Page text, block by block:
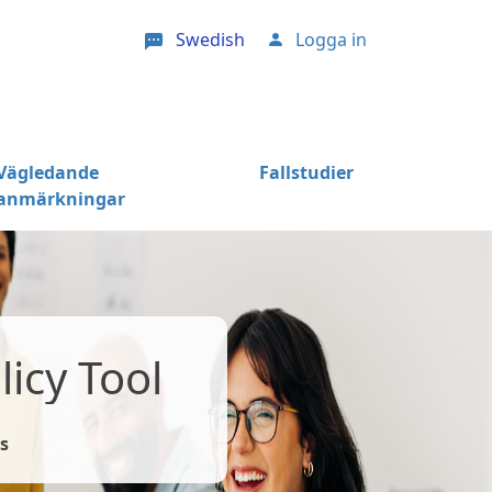
Swedish User account menu
Logga in
Fallstudier
Tool